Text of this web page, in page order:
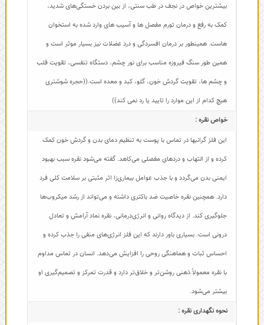
بیشترین خواص در نجف در طب سنتی، از بین بردن خستگی‌های شدید،
کمک به رفع و درمان تورم مفصل ها و آسیب ‌های وارد شده به استخوان‌
هاست. همینطور بر درمان افسردگی و درد عضلات نیز بسیار موثر است و
همین طور سنگ فیروزه مناسب برای نور چشم، دستگاه تنفسی، تقویت قلب
و چشم ها، تقویت گردش خون، گلو، کبد و معده است.((حجره شوشتری
هیچ کدام از این موارد را تایید یا رد نمی کند))
خواص نقره :
این فلز گرانبها در تماس با پوست به تنظیم دمای بدن و گردش خون کمک
کرده و از التهاب و دردهای مفصلی می‌کاهد. گفته می‌شود نقره سبب بهبود
ایمنی بدن می‌گردد و با جذب عوامل بیماری‌زا اثر مثبتی بر سلامت کلی فرد
دارد. همچنین نقره خاصیت ضد باکتری داشته و می‌تواند از رشد میکروب‌ها
جلوگیری کند. از دیدگاه روانی و انرژی‌درمانی، نقره نماد آرامش و تعادل
درونی است. بسیاری باور دارند که این فلز انرژی‌های منفی را جذب کرده و
احساس ثبات و هماهنگی روحی را افزایش می‌دهد. انسان در تماس مداوم
با نقره معمولاً ذهنی روشن‌تر و خلاق‌تر دارد و قدرت تمرکز و تصمیم‌گیری او
بیشتر می‌شود.
نحوه نگهداری نقره :